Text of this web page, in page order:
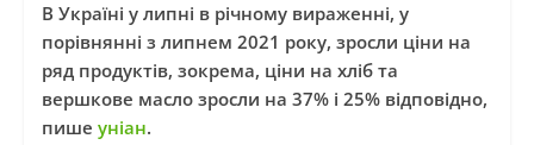
В Україні у липні в річному вираженні, у
порівнянні з липнем 2021 року, зросли ціни на
ряд продуктів, зокрема, ціни на хліб та
вершкове масло зросли на 37% і 25% відповідно,
пише уніан.